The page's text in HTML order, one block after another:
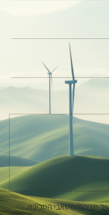
מניהול משאבי הסביבה